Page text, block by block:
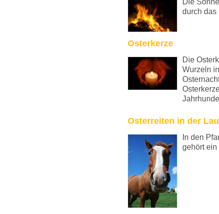
Die
durch das
Osterkerze
Die
Wurzeln
Osterreiten in der
In den
gehört ein